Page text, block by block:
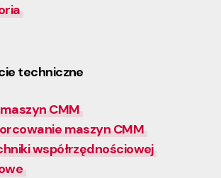
techniczne
CMM
maszyn CMM
współrzędnościowej